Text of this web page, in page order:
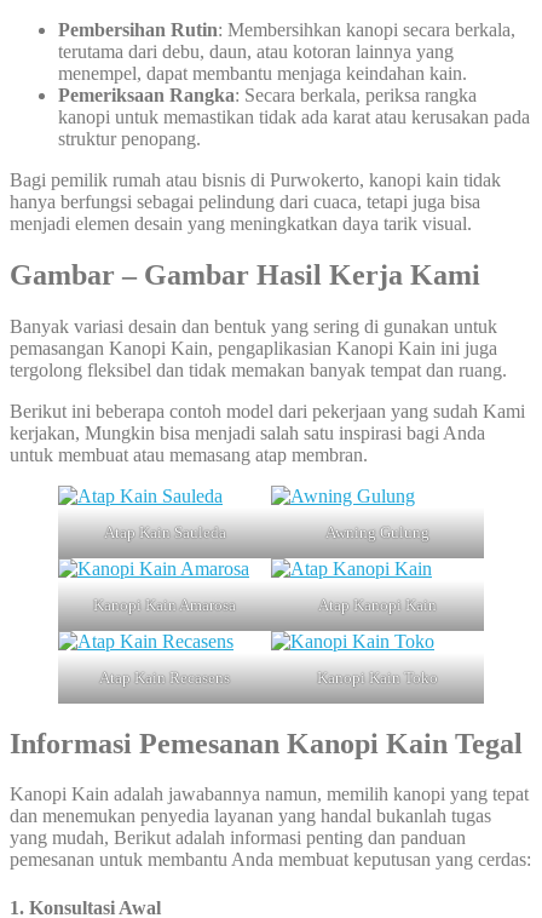
Pembersihan Rutin: Membersihkan kanopi secara berkala,
terutama dari debu, daun, atau kotoran lainnya yang
menempel, dapat membantu menjaga keindahan kain.
Pemeriksaan Rangka: Secara berkala, periksa rangka
kanopi untuk memastikan tidak ada karat atau kerusakan pada
struktur penopang.
Bagi pemilik rumah atau bisnis di Purwokerto, kanopi kain tidak
hanya berfungsi sebagai pelindung dari cuaca, tetapi juga bisa
menjadi elemen desain yang meningkatkan daya tarik visual.
Gambar – Gambar Hasil Kerja Kami
Banyak variasi desain dan bentuk yang sering di gunakan untuk
pemasangan Kanopi Kain, pengaplikasian Kanopi Kain ini juga
tergolong fleksibel dan tidak memakan banyak tempat dan ruang.
Berikut ini beberapa contoh model dari pekerjaan yang sudah Kami
kerjakan, Mungkin bisa menjadi salah satu inspirasi bagi Anda
untuk membuat atau memasang atap membran.
Atap Kain Sauleda Awning Gulung
Kanopi Kain Amarosa Atap Kanopi Kain
Atap Kain Recasens Kanopi Kain Toko
Informasi Pemesanan Kanopi Kain Tegal
Kanopi Kain adalah jawabannya namun, memilih kanopi yang tepat
dan menemukan penyedia layanan yang handal bukanlah tugas
yang mudah, Berikut adalah informasi penting dan panduan
pemesanan untuk membantu Anda membuat keputusan yang cerdas:
1. Konsultasi Awal